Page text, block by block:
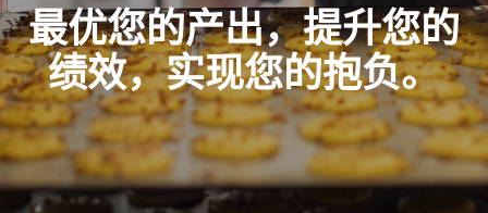
最优您的产出，提升您的
绩效，实现您的抱负。